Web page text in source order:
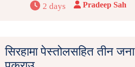
2 days Pradeep Sah
सिरहामा पेस्तोलसहित तीन जना